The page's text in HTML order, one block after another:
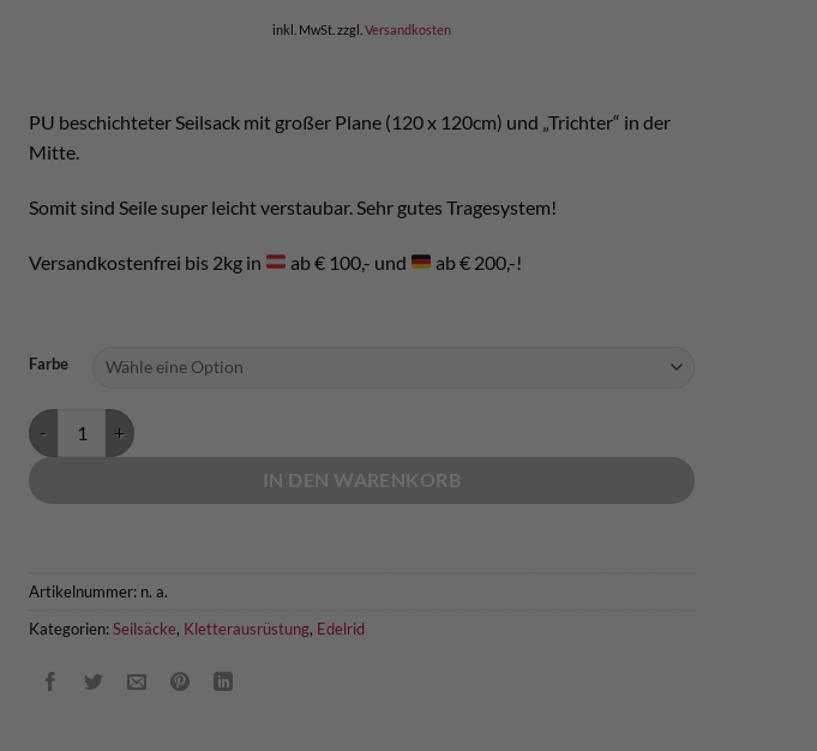
inkl. MwSt. zzgl. Versandkosten
PU beschichteter Seilsack mit großer Plane (120 x 120cm) und „Trichter“ in der
Mitte.
Somit sind Seile super leicht verstaubar. Sehr gutes Tragesystem!
Versandkostenfrei bis 2kg in ab € 100,- und ab € 200,-!
Farbe
Edelrid Caddy Menge
IN DEN WARENKORB
Artikelnummer: n. a.
Kategorien:Seilsäcke, Kletterausrüstung, Edelrid